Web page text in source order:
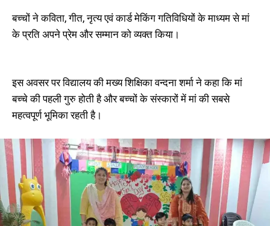
बच्चों ने कविता, गीत, नृत्य एवं कार्ड मेकिंग गतिविधियों के माध्यम से मां
के प्रति अपने प्रेम और सम्मान को व्यक्त किया।
इस अवसर पर विद्यालय की मख्य शिक्षिका वन्दना शर्मा ने कहा कि मां
बच्चे की पहली गुरु होती है और बच्चों के संस्कारों में मां की सबसे
महत्वपूर्ण भूमिका रहती है।